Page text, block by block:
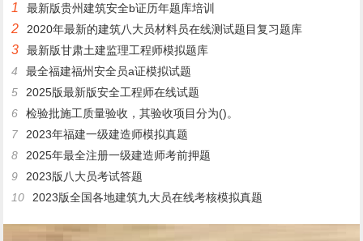
1 最新版贵州建筑安全b证历年题库培训
2 2020年最新的建筑八大员材料员在线测试题目复习题库
3
最新版甘肃土建监理工程师模拟题库
4
最全福建福州安全员a证模拟试题
5
2025版最新版安全工程师在线试题
6
检验批施工质量验收，其验收项目分为()。
7
2023年福建一级建造师模拟真题
8
2025年最全注册一级建造师考前押题
9
2023版八大员考试答题
10
2023版全国各地建筑九大员在线考核模拟真题